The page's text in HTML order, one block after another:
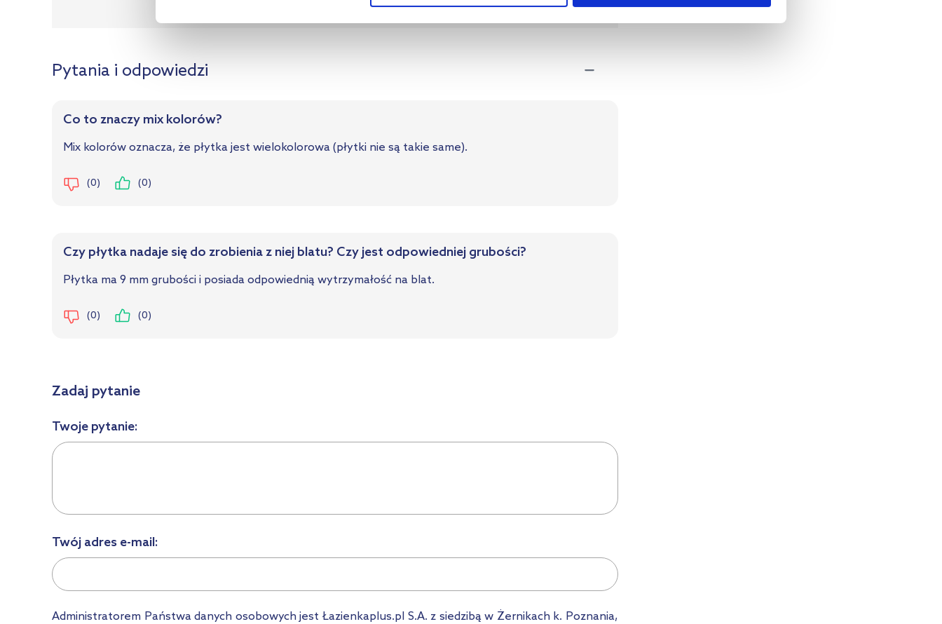
Zobacz
Pytania i odpowiedzi
Co to znaczy mix kolorów?
Mix kolorów oznacza, że płytka jest wielokolorowa (płytki nie są takie same).
(0) (0)
Czy płytka nadaje się do zrobienia z niej blatu? Czy jest odpowiedniej grubości?
Płytka ma 9 mm grubości i posiada odpowiednią wytrzymałość na blat.
(0) (0)
Zadaj pytanie
Twoje pytanie:
Twój adres e-mail:
Administratorem Państwa danych osobowych jest Łazienkaplus.pl S.A. z siedzibą w Żernikach k. Poznania,